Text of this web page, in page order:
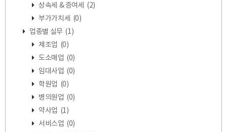
상속세 & 증여세
(2)
부가가치세
(0)
업종별 실무 (1)
제조업 (0)
도소매업 (0)
임대사업 (0)
학원업 (0)
병의원업 (0)
약사업 (1)
서비스업 (0)